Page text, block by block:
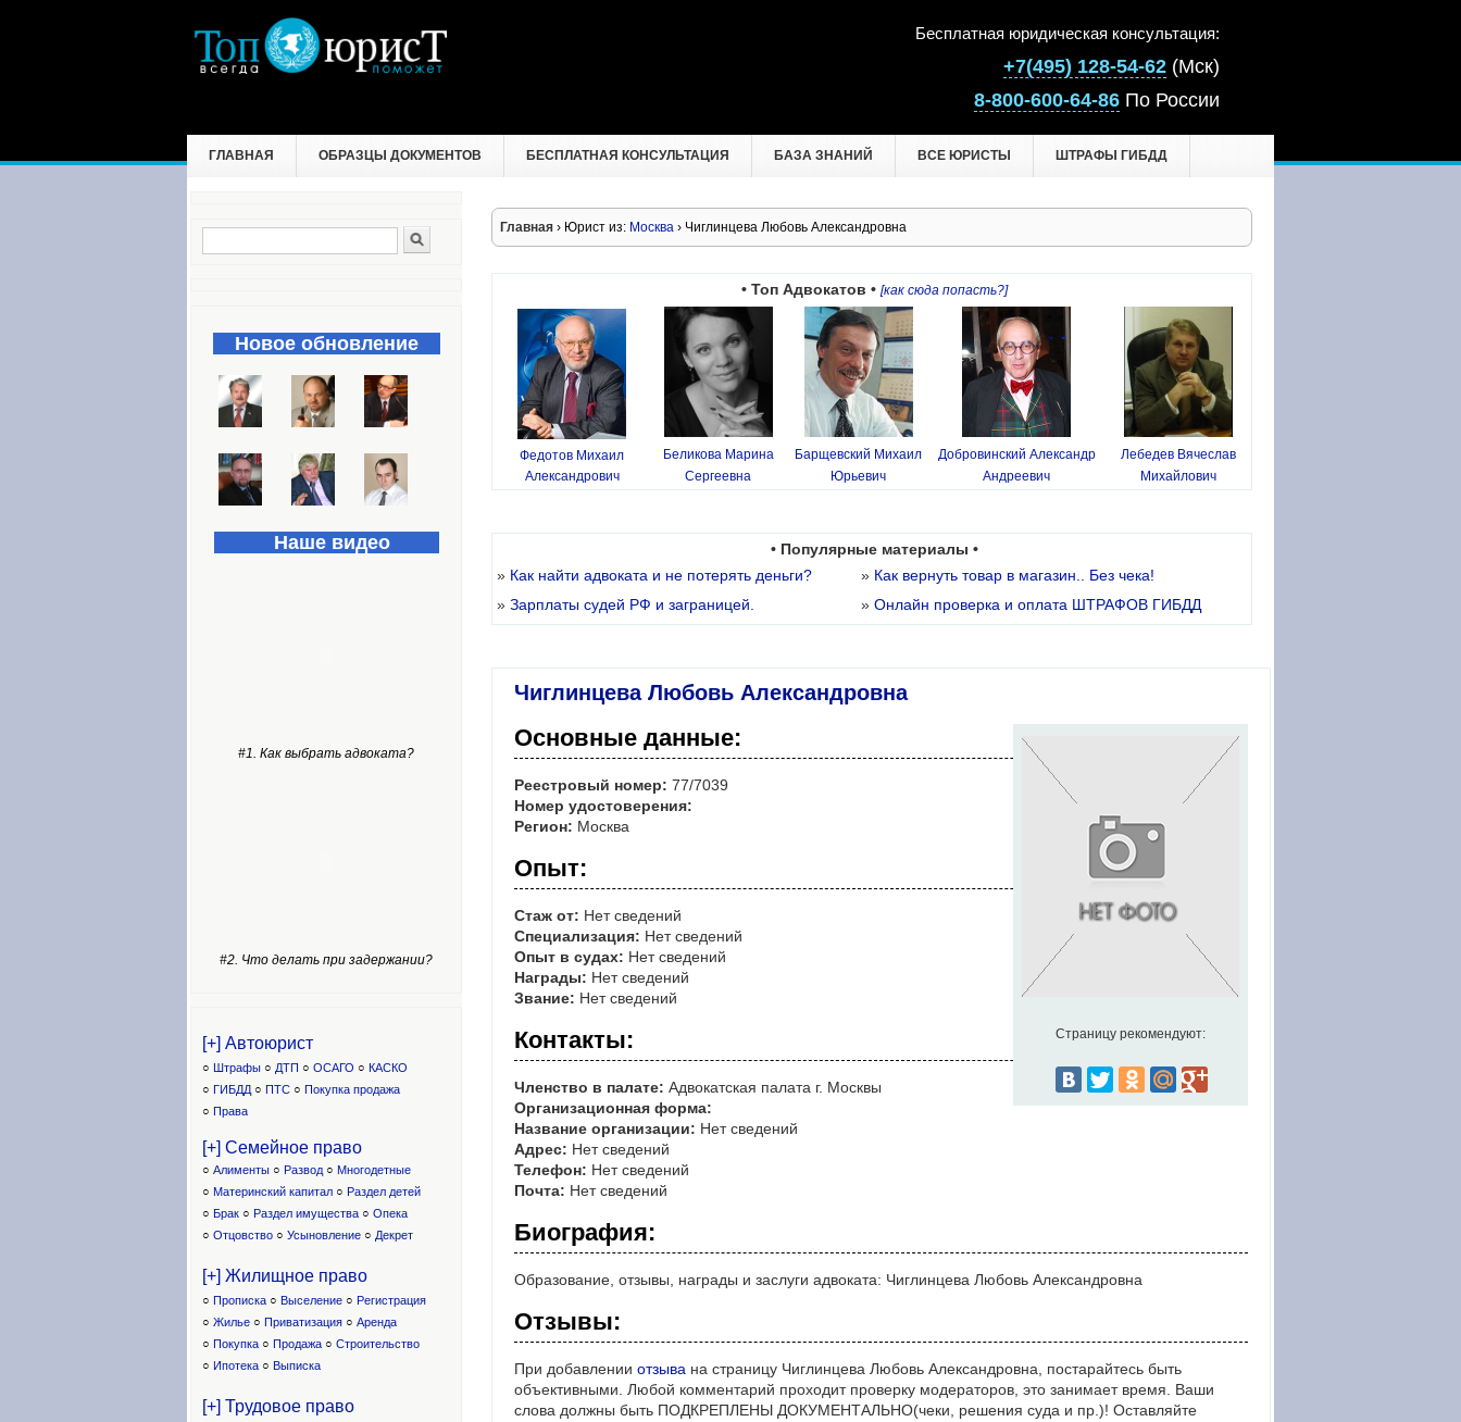
Бесплатная юридическая консультация:
+7(495) 128-54-62 (Мск)
8-800-600-64-86 По России
ГЛАВНАЯ ОБРАЗЦЫ ДОКУМЕНТОВ БЕСПЛАТНАЯ КОНСУЛЬТАЦИЯ БАЗА ЗНАНИЙ ВСЕ ЮРИСТЫ ШТРАФЫ ГИБДД
Главная › Юрист из: Москва › Чиглинцева Любовь Александровна
• Топ Адвокатов • [как сюда попасть?]
Федотов Михаил
Александрович
Беликова Марина
Сергеевна
Барщевский Михаил
Юрьевич
Добровинский Александр
Андреевич
Лебедев Вячеслав
Михайлович
• Популярные материалы •
» Как найти адвоката и не потерять деньги? » Как вернуть товар в магазин.. Без чека!
» Зарплаты судей РФ и заграницей. » Онлайн проверка и оплата ШТРАФОВ ГИБДД
Чиглинцева Любовь Александровна
Страницу рекомендуют:
Основные данные:
Реестровый номер: 77/7039
Номер удостоверения:
Регион: Москва
Опыт:
Стаж от: Нет сведений
Специализация: Нет сведений
Опыт в судах: Нет сведений
Награды: Нет сведений
Звание: Нет сведений
Контакты:
Членство в палате: Адвокатская палата г. Москвы
Организационная форма:
Название организации: Нет сведений
Адрес: Нет сведений
Телефон: Нет сведений
Почта: Нет сведений
Биография:
Образование, отзывы, награды и заслуги адвоката: Чиглинцева Любовь Александровна
Отзывы:
При добавлении отзыва на страницу Чиглинцева Любовь Александровна, постарайтесь быть
объективными. Любой комментарий проходит проверку модераторов, это занимает время. Ваши
слова должны быть ПОДКРЕПЛЕНЫ ДОКУМЕНТАЛЬНО(чеки, решения суда и пр.)! Оставляйте
Форма поиска
Новое обновление
Наше видео
#1. Как выбрать адвоката?
#2. Что делать при задержании?
[+] Автоюрист
○ Штрафы ○ ДТП ○ ОСАГО ○ КАСКО
○ ГИБДД ○ ПТС ○ Покупка продажа
○ Права
[+] Семейное право
○ Алименты ○ Развод ○ Многодетные
○ Материнский капитал ○ Раздел детей
○ Брак ○ Раздел имущества ○ Опека
○ Отцовство ○ Усыновление ○ Декрет
[+] Жилищное право
○ Прописка ○ Выселение ○ Регистрация
○ Жилье ○ Приватизация ○ Аренда
○ Покупка ○ Продажа ○ Строительство
○ Ипотека ○ Выписка
[+] Трудовое право